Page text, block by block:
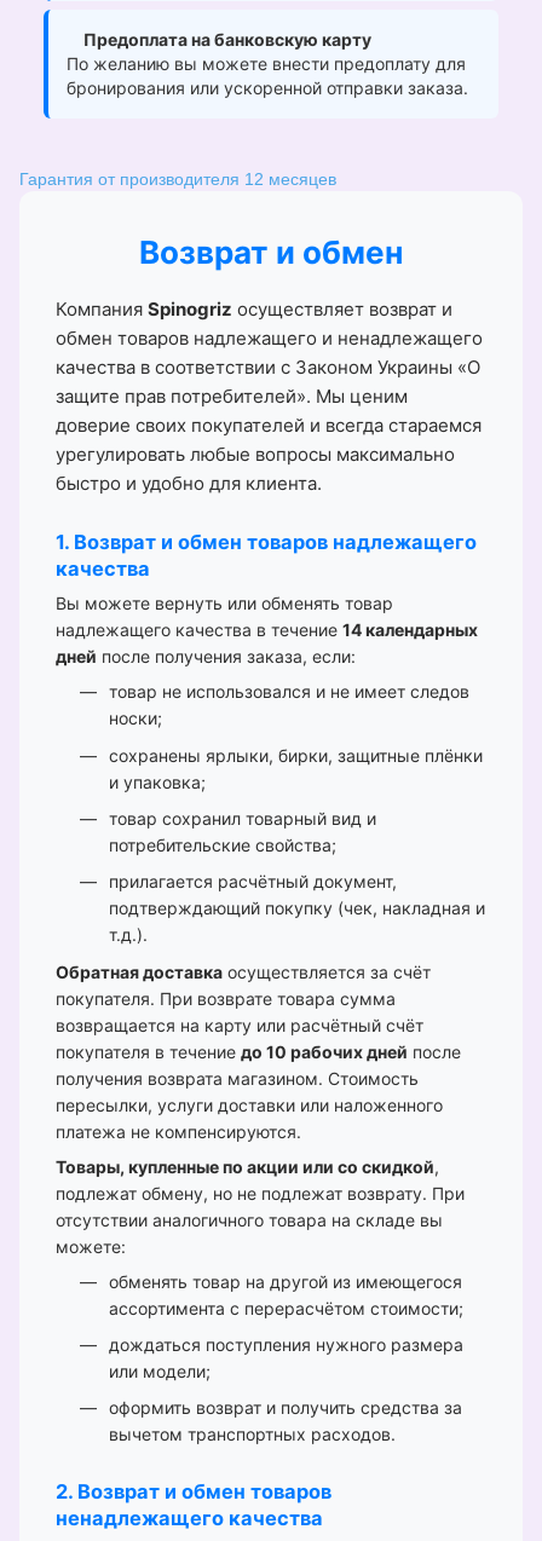
Предоплата на банковскую карту
По желанию вы можете внести предоплату для
бронирования или ускоренной отправки заказа.
Гарантия от производителя 12 месяцев
Возврат и обмен
Компания Spinogriz осуществляет возврат и
обмен товаров надлежащего и ненадлежащего
качества в соответствии с Законом Украины «О
защите прав потребителей». Мы ценим
доверие своих покупателей и всегда стараемся
урегулировать любые вопросы максимально
быстро и удобно для клиента.
1. Возврат и обмен товаров надлежащего
качества
Вы можете вернуть или обменять товар
надлежащего качества в течение 14 календарных
дней после получения заказа, если:
товар не использовался и не имеет следов
носки;
сохранены ярлыки, бирки, защитные плёнки
и упаковка;
товар сохранил товарный вид и
потребительские свойства;
прилагается расчётный документ,
подтверждающий покупку (чек, накладная и
т.д.).
Обратная доставка осуществляется за счёт
покупателя. При возврате товара сумма
возвращается на карту или расчётный счёт
покупателя в течение до 10 рабочих дней после
получения возврата магазином. Стоимость
пересылки, услуги доставки или наложенного
платежа не компенсируются.
Товары, купленные по акции или со скидкой,
подлежат обмену, но не подлежат возврату. При
отсутствии аналогичного товара на складе вы
можете:
обменять товар на другой из имеющегося
ассортимента с перерасчётом стоимости;
дождаться поступления нужного размера
или модели;
оформить возврат и получить средства за
вычетом транспортных расходов.
2. Возврат и обмен товаров
ненадлежащего качества